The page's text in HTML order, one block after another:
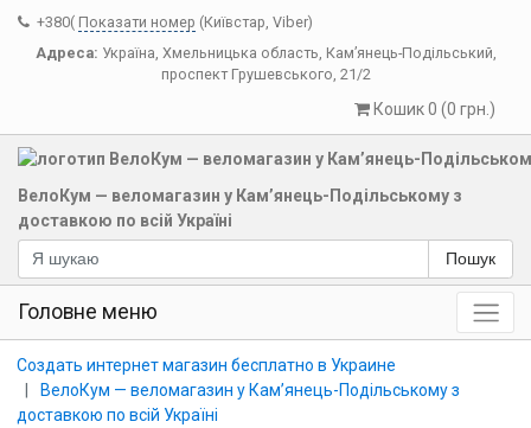
+380( Показати номер (Київстар, Viber)
Адреса: Україна, Хмельницька область, Кам’янець-Подільський,
проспект Грушевського, 21/2
Кошик 0 (0 грн.)
ВелоКум — веломагазин у Кам’янець-Подільському з
доставкою по всій Україні
Пошук
Головне меню
Создать интернет магазин бесплатно в Украине
ВелоКум — веломагазин у Кам’янець-Подільському з
доставкою по всій Україні